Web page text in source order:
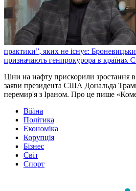
практики”, яких не існує:
призначають генпрокурора в країнах
Ціни на нафту прискорили зростання в
заяви президента США Дональда
перемир'я з Іраном. Про це пише
Війна
Політика
Економіка
Корупція
Бізнес
Світ
Спорт